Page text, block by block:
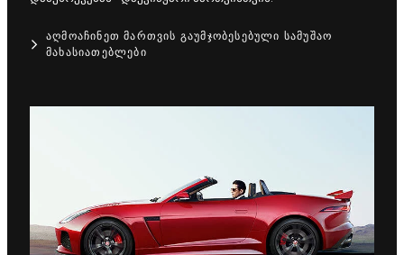
ᲐᲦᲛᲝᲐᲩᲘᲜᲔᲗ ᲛᲐᲠᲗᲕᲘᲡ ᲒᲐᲣᲛᲯᲝᲑᲔᲡᲔᲑᲣᲚᲘ ᲡᲐᲛᲣᲨᲐᲝ
ᲛᲐᲮᲐᲡᲘᲐᲗᲔᲑᲚᲔᲑᲘ